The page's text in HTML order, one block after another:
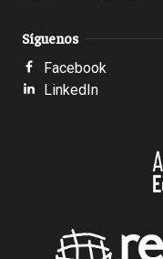
Síguenos
Facebook
LinkedIn